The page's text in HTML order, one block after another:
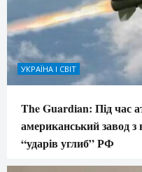
УКРАЇНА І СВІТ
The Guardian: Під час
американський завод з
“ударів углиб” РФ